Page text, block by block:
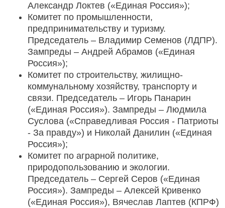
Александр Локтев («Единая Россия»);
Комитет по промышленности,
предпринимательству и туризму.
Председатель – Владимир Семенов (ЛДПР).
Зампреды – Андрей Абрамов («Единая
Россия»);
Комитет по строительству, жилищно-
коммунальному хозяйству, транспорту и
связи. Председатель – Игорь Панарин
(«Единая Россия»). Зампреды – Людмила
Суслова («Справедливая Россия - Патриоты
- За правду») и Николай Данилин («Единая
Россия»);
Комитет по аграрной политике,
природопользованию и экологии.
Председатель – Сергей Серов («Единая
Россия»). Зампреды – Алексей Кривенко
(«Единая Россия»), Вячеслав Лаптев (КПРФ)